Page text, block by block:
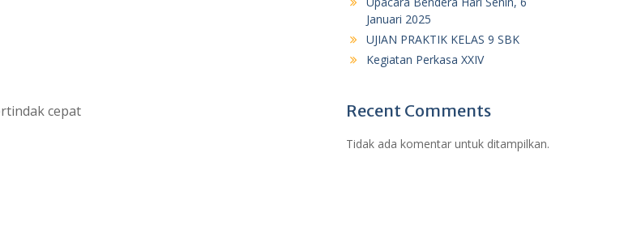
cepat
Januari 2025
UJIAN PRAKTIK KELAS 9 SBK
Kegiatan Perkasa XXIV
Recent Comments
Tidak ada komentar untuk ditampilkan.